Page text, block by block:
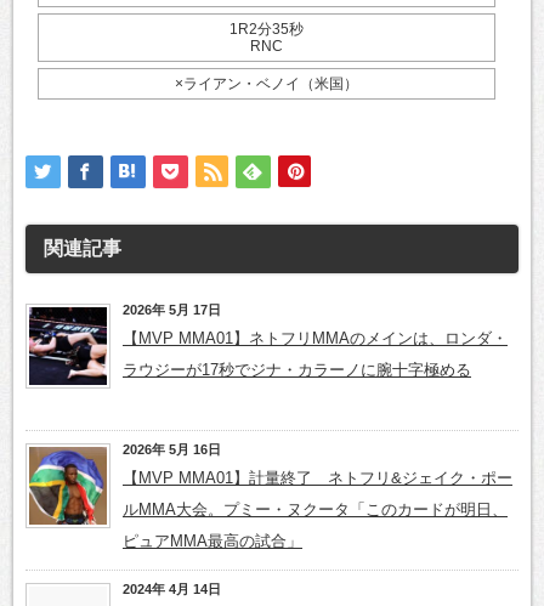
1R2分35秒
RNC
×ライアン・ベノイ（米国）
関連記事
2026年 5月 17日
【MVP MMA01】ネトフリMMAのメインは、ロンダ・
ラウジーが17秒でジナ・カラーノに腕十字極める
2026年 5月 16日
【MVP MMA01】計量終了 ネトフリ&ジェイク・ポー
ルMMA大会。プミー・ヌクータ「このカードが明日、
ピュアMMA最高の試合」
2024年 4月 14日